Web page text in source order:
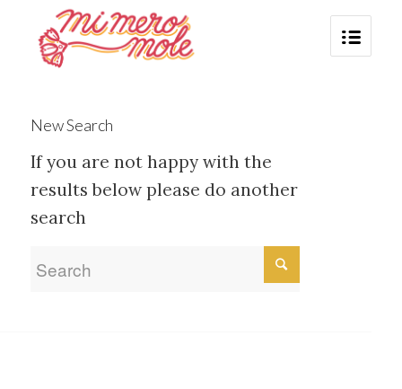
New Search
If you are not happy with the
results below please do another
search